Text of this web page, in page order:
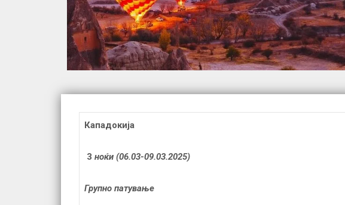
Кападокија
3 ноќи (06.03-09.03.2025)
Групно патување